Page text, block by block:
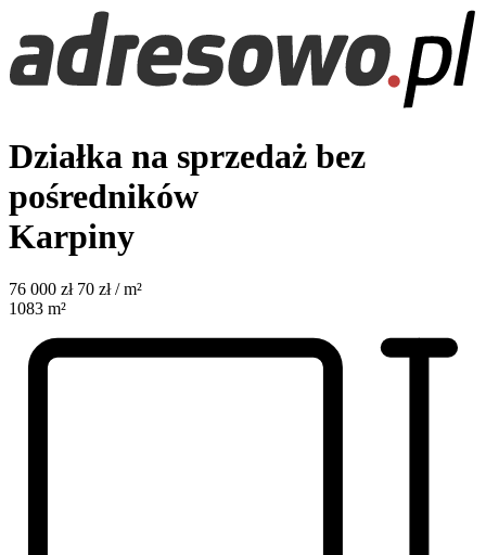
Działka na sprzedaż bez
pośredników
Karpiny
76 000 zł 70 zł / m²
1083 m²